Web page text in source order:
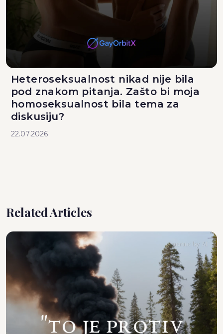
Heteroseksualnost nikad nije bila
pod znakom pitanja. Zašto bi moja
homoseksualnost bila tema za
diskusiju?
22.07.2026
Related Articles